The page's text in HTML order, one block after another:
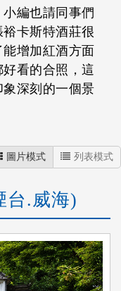
編也請同事們
卡斯特酒莊很
增加紅酒方面
看的合照，這
象深刻的一個景
圖片模式 列表模式
台.威海)